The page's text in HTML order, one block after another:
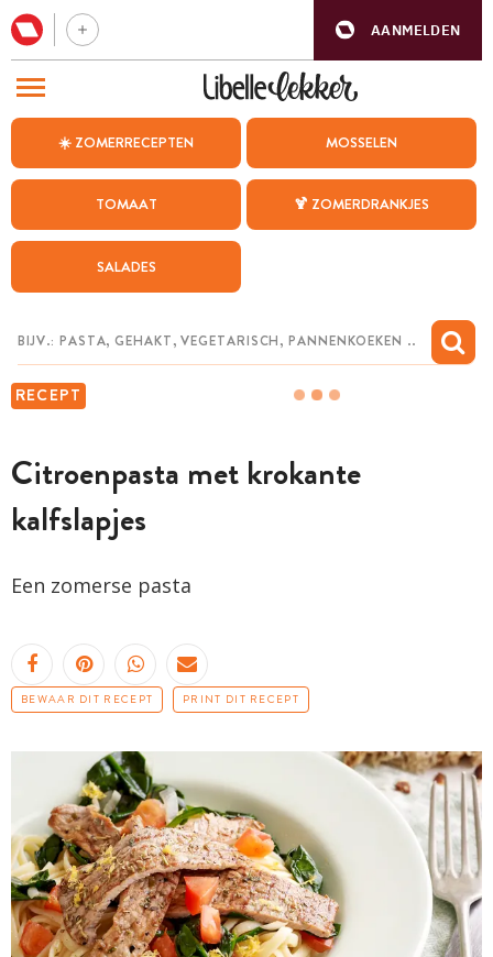
AANMELDEN
☀️ ZOMERRECEPTEN MOSSELEN
TOMAAT 🍹 ZOMERDRANKJES
SALADES
RECEPT
Citroenpasta met krokante
kalfslapjes
Een zomerse pasta
BEWAAR DIT RECEPT PRINT DIT RECEPT
BEZOEK ONZE ANDERE WEBSITES
WEEKMENU
CHAT MET MAIA
MIJN BEWAARDE RECEPTEN